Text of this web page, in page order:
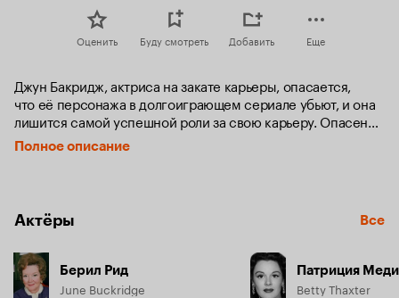
Оценить Буду смотреть Добавить Еще
Джун Бакридж, актриса на закате карьеры, опасается,
что её персонажа в долгоиграющем сериале убьют, и она
лишится самой успешной роли за свою карьеру. Опасения
и неуверенность в себе делают Джун агрессивной
и заносчивой, и это только приближает конец её карьеры
Полное описание
Актёры Все
Берил Рид
June Buckridge
Патриция
Betty Thaxter